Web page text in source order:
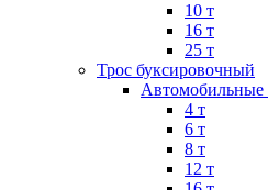
10 т
16 т
25 т
Трос буксировочный
Автомобильные
4 т
6 т
8 т
12 т